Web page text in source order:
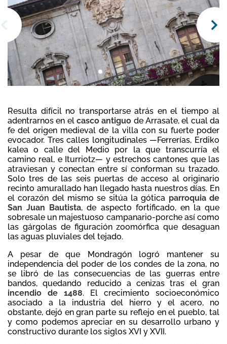
Resulta difícil no transportarse atrás en el tiempo al
adentrarnos en el casco antiguo de Arrasate, el cual da
fe del origen medieval de la villa con su fuerte poder
evocador. Tres calles longitudinales —Ferrerías, Erdiko
kalea o calle del Medio por la que transcurría el
camino real, e Iturriotz— y estrechos cantones que las
atraviesan y conectan entre sí conforman su trazado.
Solo tres de las seis puertas de acceso al originario
recinto amurallado han llegado hasta nuestros días. En
el corazón del mismo se sitúa la gótica parroquia de
San Juan Bautista, de aspecto fortificado, en la que
sobresale un majestuoso campanario-porche así como
las gárgolas de figuración zoomórfica que desaguan
las aguas pluviales del tejado.
A pesar de que Mondragón logró mantener su
independencia del poder de los condes de la zona, no
se libró de las consecuencias de las guerras entre
bandos, quedando reducido a cenizas tras el gran
incendio de 1488. El crecimiento socioeconómico
asociado a la industria del hierro y el acero, no
obstante, dejó en gran parte su reflejo en el pueblo, tal
y como podemos apreciar en su desarrollo urbano y
constructivo durante los siglos XVI y XVII.